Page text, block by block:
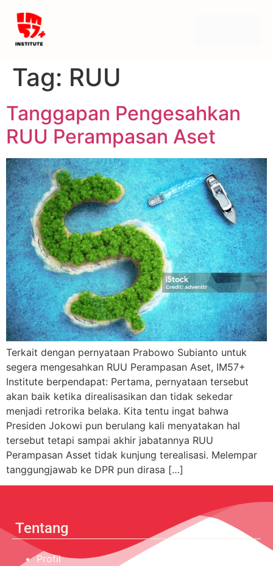
Tag: RUU
Tanggapan Pengesahkan
RUU Perampasan Aset
Terkait dengan pernyataan Prabowo Subianto untuk
segera mengesahkan RUU Perampasan Aset, IM57+
Institute berpendapat: Pertama, pernyataan tersebut
akan baik ketika direalisasikan dan tidak sekedar
menjadi retrorika belaka. Kita tentu ingat bahwa
Presiden Jokowi pun berulang kali menyatakan hal
tersebut tetapi sampai akhir jabatannya RUU
Perampasan Asset tidak kunjung terealisasi. Melempar
tanggungjawab ke DPR pun dirasa […]
Tentang
Profil